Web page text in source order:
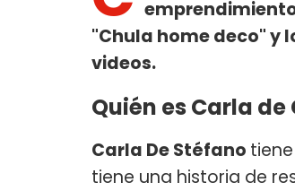
"Chula home deco" y
videos.
Quién es Carla
Carla De Stéfano
tiene una historia de